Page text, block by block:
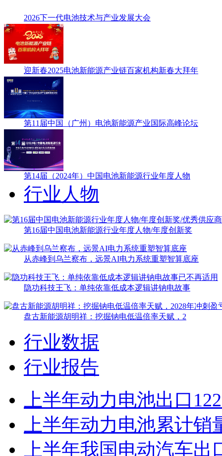
2026下一代电池技术与产业发展大会
迎新春2025电池新能源产业链百家机构新春大拜年
第11届中国（广州）电池新能源产业国际高峰论坛
第14届（2024年）中国电池新能源行业年度人物
行业人物
第16届中国电池新能源行业年度人物/年度创新奖
从赤峰到乌兰察布，远景AI电力系统重塑智算底座
隐功科技王飞：单纯依靠低成本逻辑讲钠电故事
盘古新能源胡明祥：挖掘钠电低温倍率天赋，2
行业数据
行业报告
上半年动力电池出口
上半年动力电池累计销
上半年我国电动汽车出